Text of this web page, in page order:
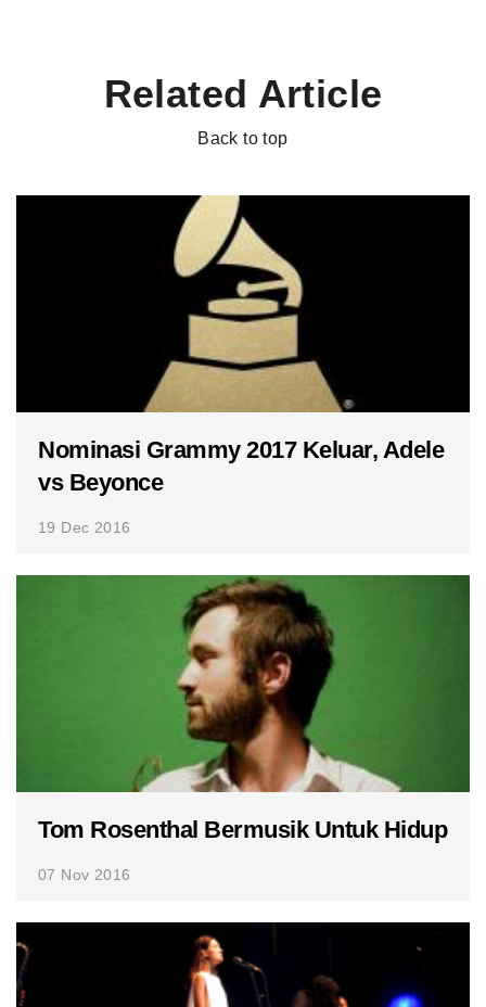
Related Article
Back to top
Nominasi Grammy 2017 Keluar, Adele
vs Beyonce
19 Dec 2016
Tom Rosenthal Bermusik Untuk Hidup
07 Nov 2016